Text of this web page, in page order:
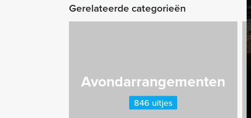
Gerelateerde categorieën
Avondarrangementen
846 uitjes